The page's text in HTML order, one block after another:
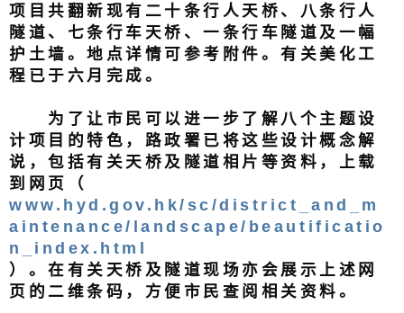
项目共翻新现有二十条行人天桥、八条行人
隧道、七条行车天桥、一条行车隧道及一幅
护土墙。地点详情可参考附件。有关美化工
程已于六月完成。
为了让市民可以进一步了解八个主题设
计项目的特色，路政署已将这些设计概念解
说，包括有关天桥及隧道相片等资料，上载
到网页（
www.hyd.gov.hk/sc/district_and_m
aintenance/landscape/beautificatio
n_index.html
）。在有关天桥及隧道现场亦会展示上述网
页的二维条码，方便市民查阅相关资料。